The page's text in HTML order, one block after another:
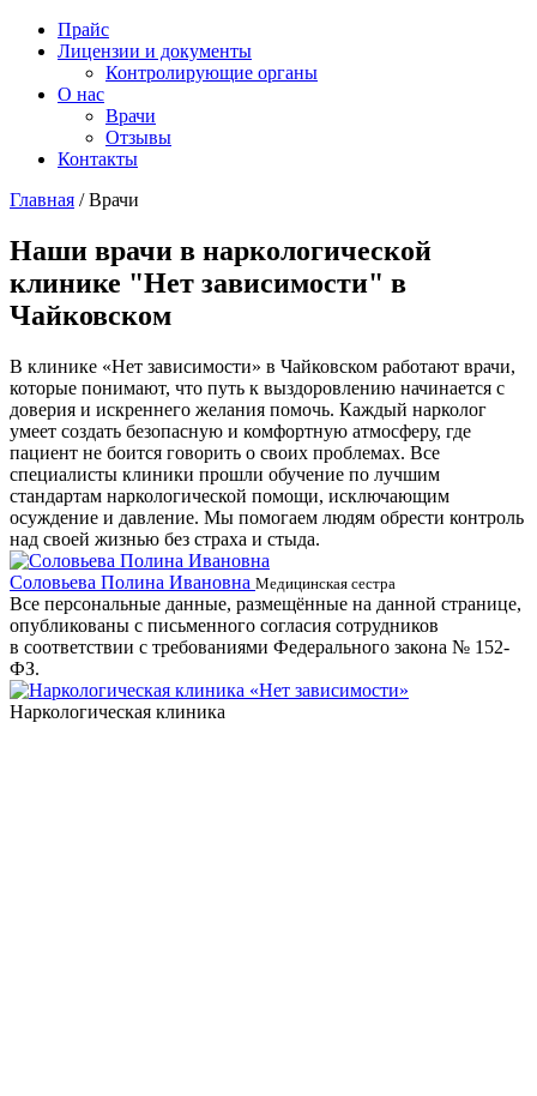
Прайс
Лицензии и документы
Контролирующие органы
О нас
Врачи
Отзывы
Контакты
Главная /Врачи
Наши врачи в наркологической
клинике "Нет зависимости" в
Чайковском
В клинике «Нет зависимости» в Чайковском работают врачи,
которые понимают, что путь к выздоровлению начинается с
доверия и искреннего желания помочь. Каждый нарколог
умеет создать безопасную и комфортную атмосферу, где
пациент не боится говорить о своих проблемах. Все
специалисты клиники прошли обучение по лучшим
стандартам наркологической помощи, исключающим
осуждение и давление. Мы помогаем людям обрести контроль
над своей жизнью без страха и стыда.
Соловьева Полина Ивановна Медицинская сестра
Все персональные данные, размещённые на данной странице,
опубликованы с письменного согласия сотрудников
в соответствии с требованиями Федерального закона № 152-
ФЗ.
Наркологическая клиника